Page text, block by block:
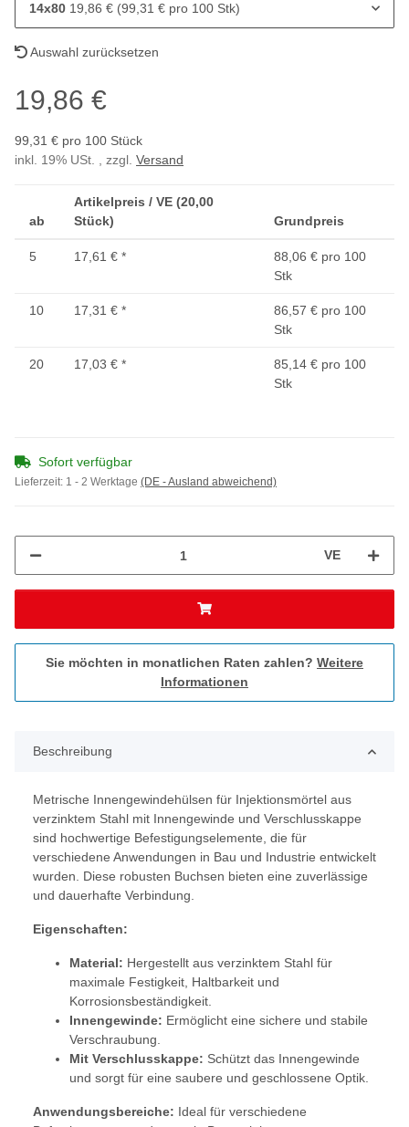
14x80 19,86 € (99,31 € pro 100 Stk)
Auswahl zurücksetzen
19,86 €
99,31 € pro 100 Stück
inkl. 19% USt. , zzgl. Versand
ab
Artikelpreis / VE (20,00
Stück)
Grundpreis
5 17,61 € *
88,06 € pro 100
Stk
10 17,31 € *
86,57 € pro 100
Stk
20 17,03 € *
85,14 € pro 100
Stk
Sofort verfügbar
Lieferzeit: 1 - 2 Werktage (DE - Ausland abweichend)
VE
Sie möchten in monatlichen Raten zahlen? Weitere
Informationen
Beschreibung
Metrische Innengewindehülsen für Injektionsmörtel aus
verzinktem Stahl mit Innengewinde und Verschlusskappe
sind hochwertige Befestigungselemente, die für
verschiedene Anwendungen in Bau und Industrie entwickelt
wurden. Diese robusten Buchsen bieten eine zuverlässige
und dauerhafte Verbindung.
Eigenschaften:
Material: Hergestellt aus verzinktem Stahl für
maximale Festigkeit, Haltbarkeit und
Korrosionsbeständigkeit.
Innengewinde: Ermöglicht eine sichere und stabile
Verschraubung.
Mit Verschlusskappe: Schützt das Innengewinde
und sorgt für eine saubere und geschlossene Optik.
Anwendungsbereiche: Ideal für verschiedene